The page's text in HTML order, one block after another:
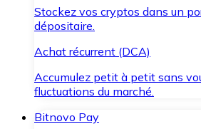
Stockez vos cryptos dans un
dépositaire.
Achat récurrent (DCA)
Accumulez petit à petit sans
fluctuations du marché.
Bitnovo Pay